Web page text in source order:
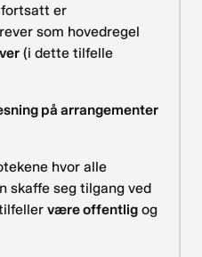
fortsatt er
som hovedregel
(i dette tilfelle
på arrangementer
hvor alle
skaffe seg tilgang ved
være offentlig og